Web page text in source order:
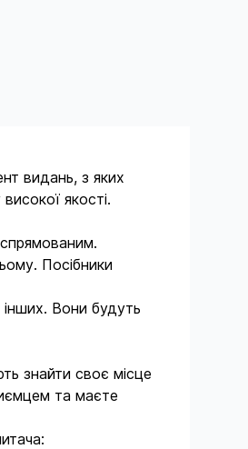
видань, з яких
якості.
Посібники
інших. Вони будуть
знайти своє місце
та маєте